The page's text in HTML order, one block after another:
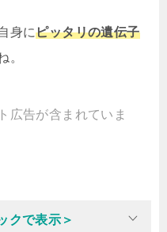
身にピッタリの遺伝子
。
広告が含まれていま
クで表示＞